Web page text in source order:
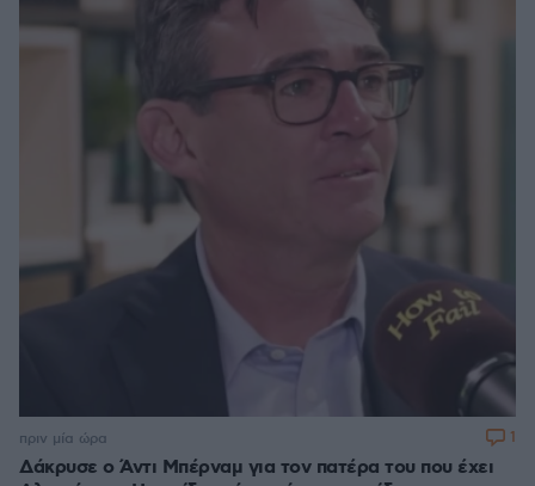
Δάκρυσε ο Άντι Μπέρναμ για τον πατέρα του που έχει
πριν μία ώρα 1